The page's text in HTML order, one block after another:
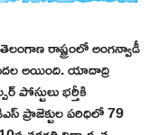
రాష్ట్రంలో అంగన్వాడీ
అయింది. యాదాద్రి
పోస్టులు భర్తీకి
ప్రాజెక్టుల పరిధిలో 79